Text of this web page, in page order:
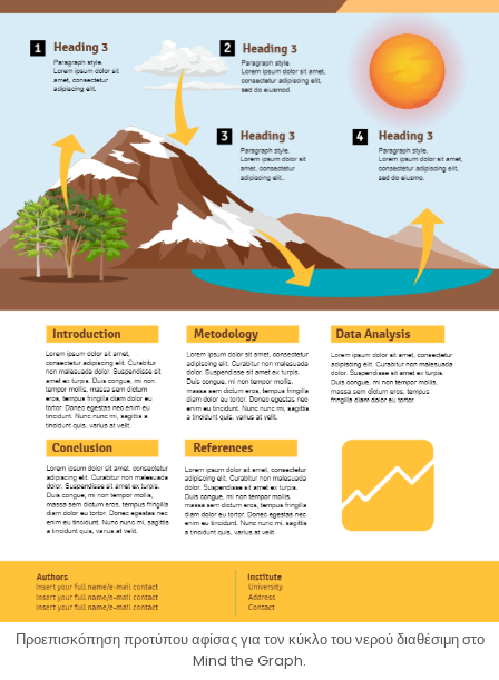
Προεπισκόπηση προτύπου αφίσας για τον κύκλο του νερού διαθέσιμη στο
Mind the Graph.